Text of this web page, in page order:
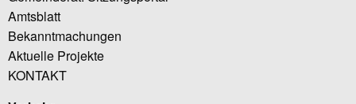
Amtsblatt
Bekanntmachungen
Aktuelle Projekte
KONTAKT